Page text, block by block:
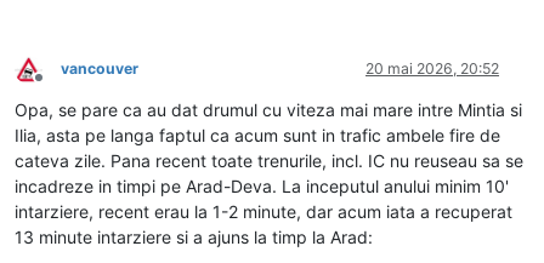
Deconectat
vancouver 20 mai 2026, 20:52
Opa, se pare ca au dat drumul cu viteza mai mare intre Mintia si
Ilia, asta pe langa faptul ca acum sunt in trafic ambele fire de
cateva zile. Pana recent toate trenurile, incl. IC nu reuseau sa se
incadreze in timpi pe Arad-Deva. La inceputul anului minim 10'
intarziere, recent erau la 1-2 minute, dar acum iata a recuperat
13 minute intarziere si a ajuns la timp la Arad: